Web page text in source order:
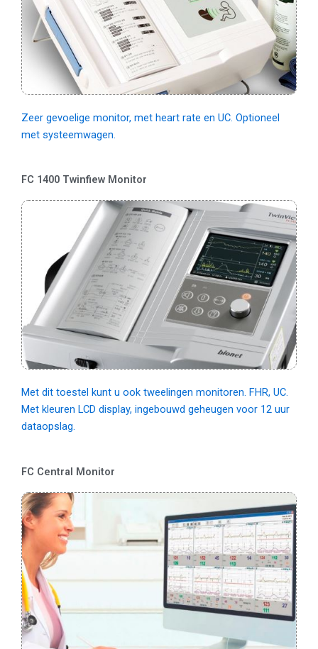
Zeer gevoelige monitor, met heart rate en UC. Optioneel
met systeemwagen.
FC 1400 Twinfiew Monitor
Met dit toestel kunt u ook tweelingen monitoren. FHR, UC.
Met kleuren LCD display, ingebouwd geheugen voor 12 uur
dataopslag.
FC Central Monitor